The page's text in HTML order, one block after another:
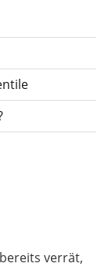
verrät,